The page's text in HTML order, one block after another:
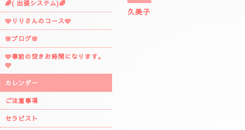
久美子
🌈( 出張システム)🌈
🩷りりさんのコース🩷
🌸ブログ🌸
🩷事前の空きお時間になります。
🩷
カレンダー
ご注意事項
セラピスト